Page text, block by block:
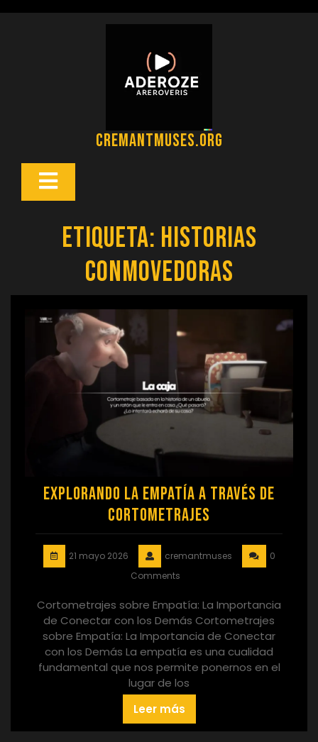
cremantmuses.org
Botón
Etiqueta: historias
conmovedoras
Explorando la Empatía a Través de
Cortometrajes
21 mayo 2026 cremantmuses
0
Comments
Cortometrajes sobre Empatía: La Importancia
de Conectar con los Demás Cortometrajes
sobre Empatía: La Importancia de Conectar
con los Demás La empatía es una cualidad
fundamental que nos permite ponernos en el
lugar de los
Leer más